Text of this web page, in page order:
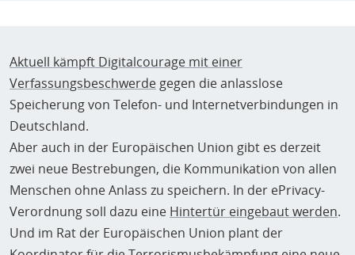
Aktuell kämpft Digitalcourage mit einer
Verfassungsbeschwerde gegen die anlasslose
Speicherung von Telefon- und Internetverbindungen in
Deutschland.
Aber auch in der Europäischen Union gibt es derzeit
zwei neue Bestrebungen, die Kommunikation von allen
Menschen ohne Anlass zu speichern. In der ePrivacy-
Verordnung soll dazu eine Hintertür eingebaut werden.
Und im Rat der Europäischen Union plant der